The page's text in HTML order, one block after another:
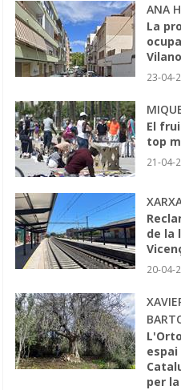
ANA
La
23-04-
El
top
21-04-
de la
20-04-
per